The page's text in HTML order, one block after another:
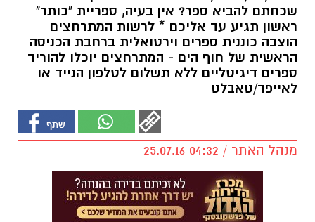
שכחתם להביא ספר? אין בעיה, ספריית "כותר"
ראשון תגיע עד אליכם * לרשות המתרחצים
הוצבה כוננית ספרים וירטואלית ברחבת הכניסה
הראשית של חוף הים - המתרחצים יוכלו להוריד
ספרים דיגיטליים ללא תשלום לטלפון הנייד או
לאייפד/טאבלט
מנהל האתר / 04:32 25.07.16